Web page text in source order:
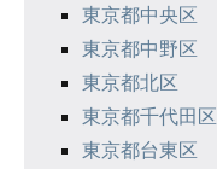
東京都中央区
東京都中野区
東京都北区
東京都千代田区
東京都台東区